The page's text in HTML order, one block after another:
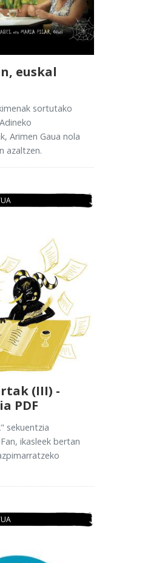
euskal
sortutako
Arimen Gaua nola
azaltzen.
(III) -
PDF
sekuentzia
ikasleek bertan